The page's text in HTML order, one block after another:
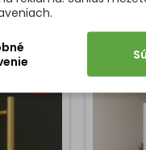
úplne
je učené
z
sa
Na
ktoré